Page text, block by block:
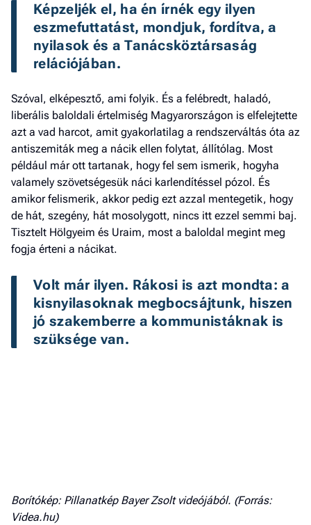
Képzeljék el, ha én írnék egy ilyen
eszmefuttatást, mondjuk, fordítva, a
nyilasok és a Tanácsköztársaság
relációjában.
Szóval, elképesztő, ami folyik. És a felébredt, haladó,
liberális baloldali értelmiség Magyarországon is elfelejtette
azt a vad harcot, amit gyakorlatilag a rendszerváltás óta az
antiszemiták meg a nácik ellen folytat, állítólag. Most
például már ott tartanak, hogy fel sem ismerik, hogyha
valamely szövetségesük náci karlendítéssel pózol. És
amikor felismerik, akkor pedig ezt azzal mentegetik, hogy
de hát, szegény, hát mosolygott, nincs itt ezzel semmi baj.
Tisztelt Hölgyeim és Uraim, most a baloldal megint meg
fogja érteni a nácikat.
Volt már ilyen. Rákosi is azt mondta: a
kisnyilasoknak megbocsájtunk, hiszen
jó szakemberre a kommunistáknak is
szüksége van.
Borítókép: Pillanatkép Bayer Zsolt videójából. (Forrás:
Videa.hu)